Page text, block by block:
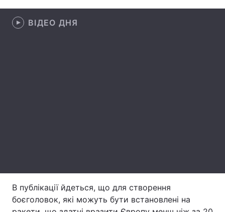
Лонгріди
ВІДЕО ДНЯ
В публікації йдеться, що для створення
боєголовок, які можуть бути встановлені на